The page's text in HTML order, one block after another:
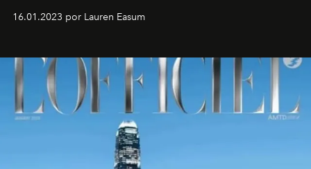
16.01.2023 por Lauren Easum